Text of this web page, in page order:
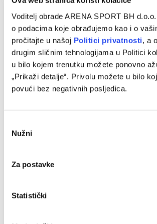
Voditelj obrade ARENA SPORT BH
o podacima koje obrađujemo kao i o
pročitajte u našoj Politici privatnosti, a
drugim sličnim tehnologijama u Politici
u bilo kojem trenutku možete ponovno
„Prikaži detalje“. Privolu možete u bilo
povući bez negativnih posljedica.
Selection
Nužni
Za postavke
Statistički
FUDBAL
Olimpija poslala mladog
posudbu
22/08/2025
Dvadesetdvogodišnji fudbaler Olimpije
narednoj sezoni će nastupati za Bravo kao